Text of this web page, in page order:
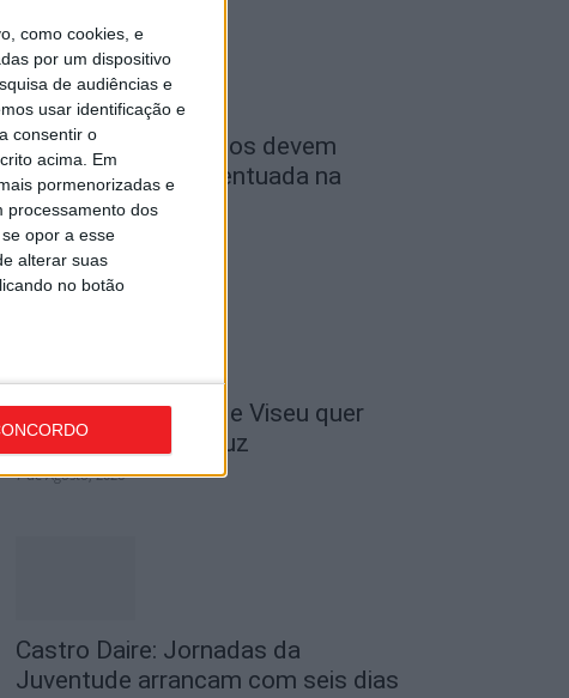
como cookies, e
por um dispositivo
de audiências e
usar identificação e
consentir o
acima. Em
pormenorizadas e
processamento dos
opor a esse
alterar suas
no botão
Combustíveis: Preços devem
baixar de forma acentuada na
próxima semana
7 de Agosto, 2026
I Liga: Académico de Viseu quer
travar Benfica na Luz
7 de Agosto, 2026
Castro Daire: Jornadas da
Juventude arrancam com seis dias